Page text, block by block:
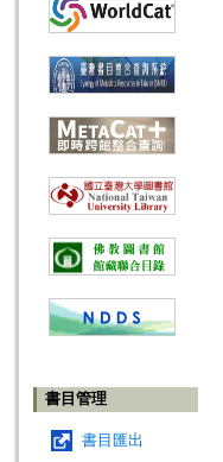
書目管理
書目匯出